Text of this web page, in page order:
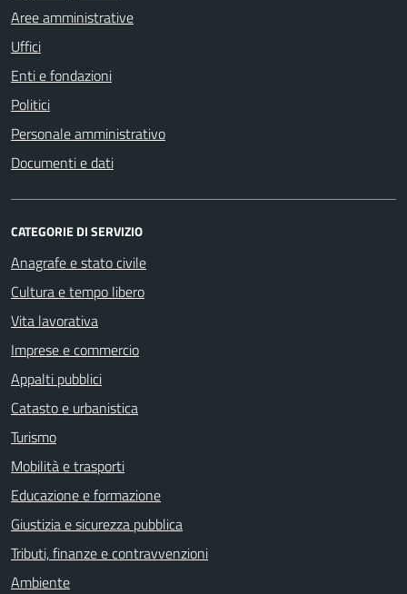
Aree amministrative
Uffici
Enti e fondazioni
Politici
Personale amministrativo
Documenti e dati
CATEGORIE DI SERVIZIO
Anagrafe e stato civile
Cultura e tempo libero
Vita lavorativa
Imprese e commercio
Appalti pubblici
Catasto e urbanistica
Turismo
Mobilità e trasporti
Educazione e formazione
Giustizia e sicurezza pubblica
Tributi, finanze e contravvenzioni
Ambiente